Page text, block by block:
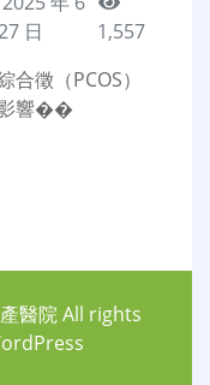
日
1,557
徵（PCOS）
影響��
醫院All rights